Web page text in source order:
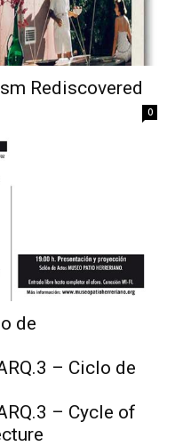
Rediscovered
0
de
– Ciclo de
– Cycle of